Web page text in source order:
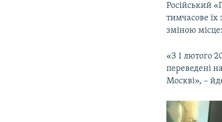
Російський
тимчасове їх
зміною
«З 1 лютого
переведені
Москві», –